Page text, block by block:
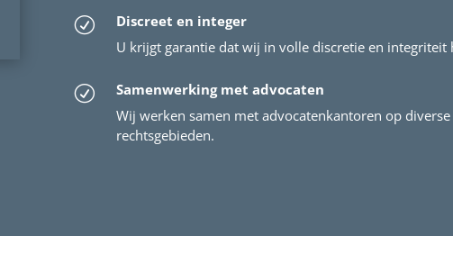
R
Discreet en integer
U krijgt garantie dat wij in volle discretie en integriteit
R
Samenwerking met advocaten
Wij werken samen met advocatenkantoren op diverse
rechtsgebieden.